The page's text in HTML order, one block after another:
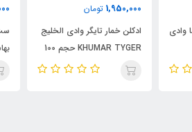
وادی
1,950,000 تومان
ادکلن خمار تایگر وادی الخلیج
KHUMAR TYGER حجم 100
میل | رایحه‌ای مشابه بولگاری